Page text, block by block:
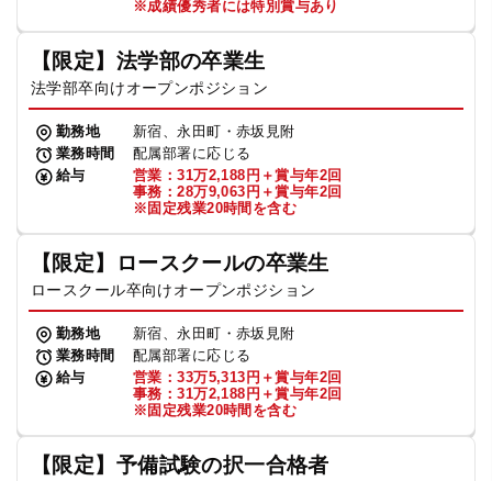
※成績優秀者には特別賞与あり
【限定】法学部の卒業生
法学部卒向けオープンポジション
勤務地
新宿、永田町・赤坂見附
業務時間
配属部署に応じる
給与
営業：31万2,188円＋賞与年2回
事務：28万9,063円＋賞与年2回
※固定残業20時間を含む
【限定】ロースクールの卒業生
ロースクール卒向けオープンポジション
勤務地
新宿、永田町・赤坂見附
業務時間
配属部署に応じる
給与
営業：33万5,313円＋賞与年2回
事務：31万2,188円＋賞与年2回
※固定残業20時間を含む
【限定】予備試験の択一合格者